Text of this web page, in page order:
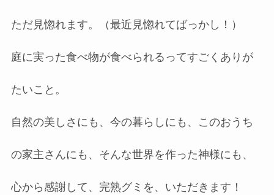
ただ見惚れます。（最近見惚れてばっかし！）
庭に実った食べ物が食べられるってすごくありが
たいこと。
自然の美しさにも、今の暮らしにも、このおうち
の家主さんにも、そんな世界を作った神様にも、
心から感謝して、完熟グミを、いただきます！